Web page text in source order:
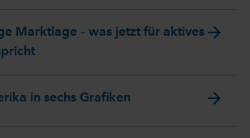
Marktlage – was jetzt für aktivesarrow_forward
in sechs Grafiken arrow_forward